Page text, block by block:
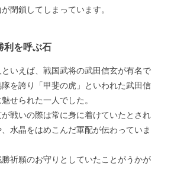
閉鎖してしまっています。
利を呼ぶ石
いえば、戦国武将の武田信玄が有名で
を誇り「甲斐の虎」といわれた武田信
せられた一人でした。
戦いの際は常に身に着けていたとされ
水晶をはめこんだ軍配が伝わっていま
祈願のお守りとしていたことがうかが